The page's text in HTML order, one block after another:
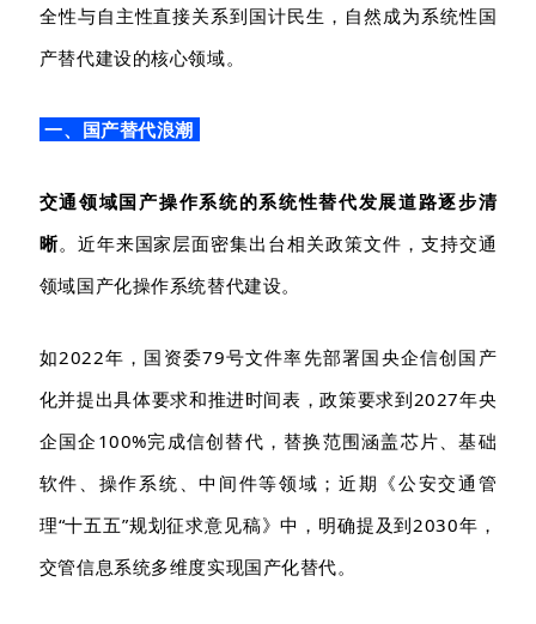
全性与自主性直接关系到国计民生，自然成为系统性国
产替代建设的核心领域。
一、国产替代浪潮
交通领域国产操作系统的系统性替代发展道路逐步清
晰。近年来国家层面密集出台相关政策文件，支持交通
领域国产化操作系统替代建设。
如2022年，国资委79号文件率先部署国央企信创国产
化并提出具体要求和推进时间表，政策要求到2027年央
企国企100%完成信创替代，替换范围涵盖芯片、基础
软件、操作系统、中间件等领域；近期《公安交通管
理“十五五”规划征求意见稿》中，明确提及到2030年，
交管信息系统多维度实现国产化替代。